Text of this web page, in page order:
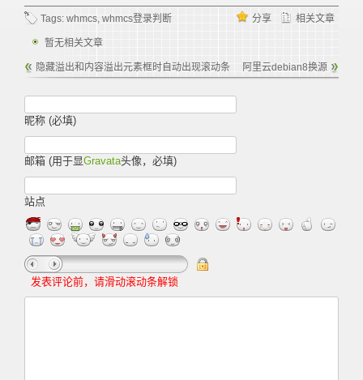
Tags: whmcs, whmcs登录判断 相关文章
分享
暂无相关文章
隐藏溢出和内容溢出元素框时自动出现滚动条 阿里云debian8换源
昵称 (必填)
邮箱 (用于显Gravata头像，必填)
站点
发表评论前，请滑动滚动条解锁